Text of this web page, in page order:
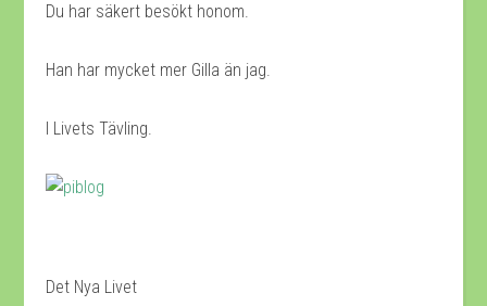
Du har säkert besökt honom.
Han har mycket mer Gilla än jag.
I Livets Tävling.
Det Nya Livet